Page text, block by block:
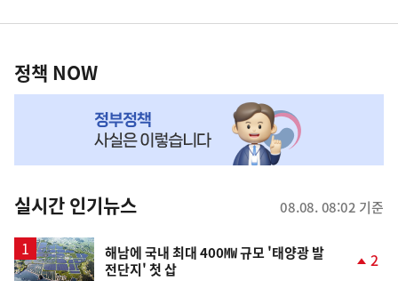
영
책
NOW,
뉴
스
정책 NOW
실시간 인기뉴스 08.08. 08:02 기준
해남에 국내 최대 400㎿ 규모 '태양광 발
전단지' 첫 삽
2